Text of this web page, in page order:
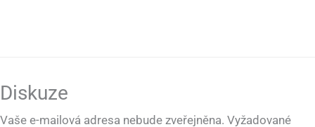
Diskuze
Vaše e-mailová adresa nebude zveřejněna. Vyžadované